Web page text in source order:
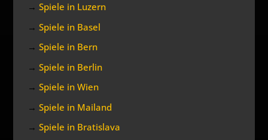
→Spiele in Luzern
→Spiele in Basel
→Spiele in Bern
→Spiele in Berlin
→Spiele in Wien
→Spiele in Mailand
→Spiele in Bratislava